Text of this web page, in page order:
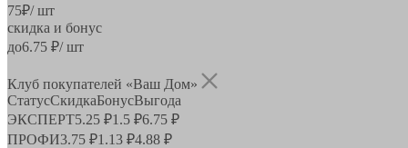
75₽/ шт
скидка и бонус
до6.75 ₽/ шт
Клуб покупателей «Ваш Дом»
СтатусСкидкаБонусВыгода
ЭКСПЕРТ5.25 ₽1.5 ₽6.75 ₽
ПРОФИ3.75 ₽1.13 ₽4.88 ₽